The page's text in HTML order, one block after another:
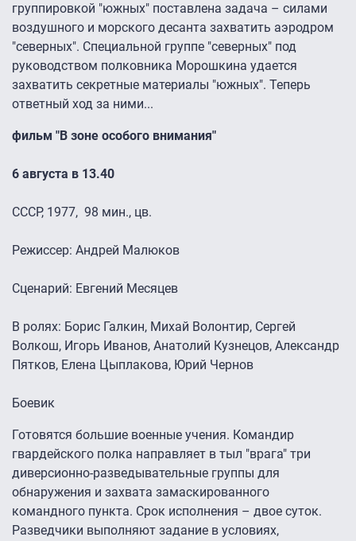
группировкой "южных" поставлена задача – силами
воздушного и морского десанта захватить аэродром
"северных". Специальной группе "северных" под
руководством полковника Морошкина удается
захватить секретные материалы "южных". Теперь
ответный ход за ними...
фильм "В зоне особого внимания"
6 августа в 13.40
СССР, 1977, 98 мин., цв.
Режиссер: Андрей Малюков
Сценарий: Евгений Месяцев
В ролях: Борис Галкин, Михай Волонтир, Сергей
Волкош, Игорь Иванов, Анатолий Кузнецов, Александр
Пятков, Елена Цыплакова, Юрий Чернов
Боевик
Готовятся большие военные учения. Командир
гвардейского полка направляет в тыл "врага" три
диверсионно-разведывательные группы для
обнаружения и захвата замаскированного
командного пункта. Срок исполнения – двое суток.
Разведчики выполняют задание в условиях,